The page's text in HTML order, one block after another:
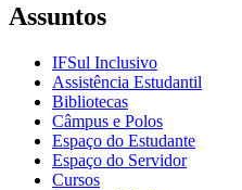
Assuntos
IFSul Inclusivo
Assistência Estudantil
Bibliotecas
Câmpus e Polos
Espaço do Estudante
Espaço do Servidor
Cursos